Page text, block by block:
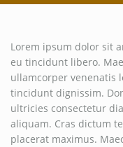
Lorem ipsum dolor sit
eu tincidunt libero.
ullamcorper venenatis
tincidunt dignissim.
ultricies consectetur
aliquam. Cras dictum
placerat maximus.